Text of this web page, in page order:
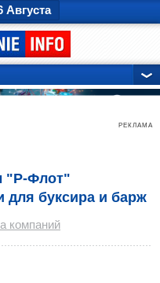
Августа
РЕКЛАМА
"Р-Флот"
для буксира и барж
компаний